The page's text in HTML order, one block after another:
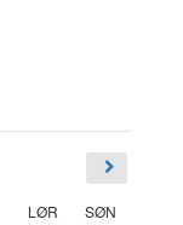
LØR SØN